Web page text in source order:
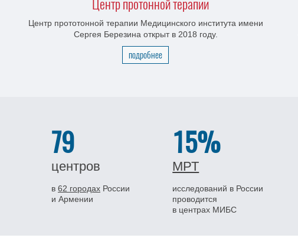
Центр протонной терапии
Центр прототонной терапии Медицинского института имени
Сергея Березина открыт в 2018 году.
подробнее
79
центров
в 62 городах России
и Армении
15%
МРТ
исследований в России
проводится
в центрах МИБС